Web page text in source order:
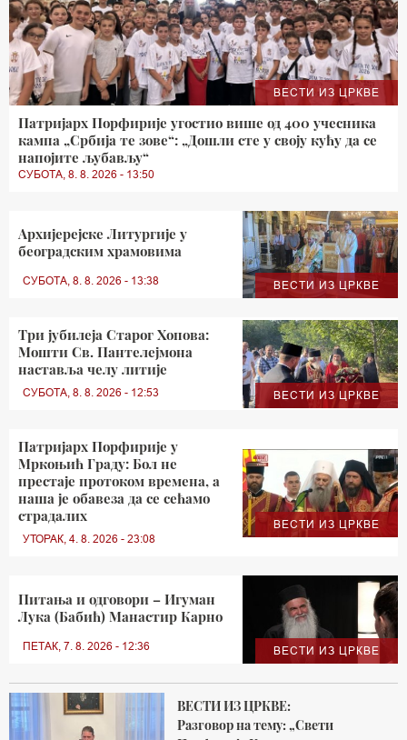
ВЕСТИ ИЗ ЦРКВЕ
Патријарх Порфирије угостио више од 400 учесника
кампа „Србија те зове“: „Дошли сте у своју кућу да се
напојите љубављу“
СУБОТА, 8. 8. 2026 - 13:50
ВЕСТИ ИЗ ЦРКВЕ
Архијерејске Литургије у
београдским храмовима
СУБОТА, 8. 8. 2026 - 13:38
ВЕСТИ ИЗ ЦРКВЕ
Три јубилеја Старог Хопова:
Мошти Св. Пантелејмона
наставља челу литије
СУБОТА, 8. 8. 2026 - 12:53
ВЕСТИ ИЗ ЦРКВЕ
Патријарх Порфирије у
Мркоњић Граду: Бол не
престаје протоком времена, а
наша је обавеза да се сећамо
страдалих
УТОРАК, 4. 8. 2026 - 23:08
ВЕСТИ ИЗ ЦРКВЕ
Питања и одговори – Игуман
Лука (Бабић) Манастир Карно
ПЕТАК, 7. 8. 2026 - 12:36
ВЕСТИ ИЗ ЦРКВЕ:
Разговор на тему: „Свети